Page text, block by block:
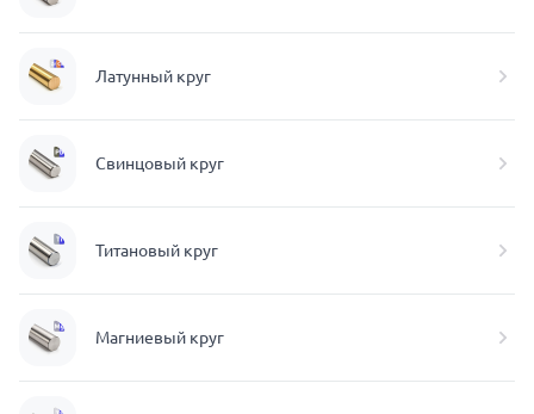
Латунный круг
Свинцовый круг
Титановый круг
Магниевый круг